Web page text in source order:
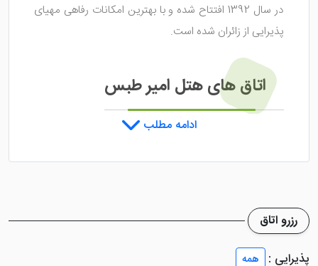
در سال 1392 افتتاح شده و با بهترین امکانات رفاهی مهیای
پذیرایی از زائران شده است.
اتاق های هتل امیر طبس
دارای اتاق هایی تمیز و شیک است که با
قابل رزرو است. در داخل اتاق ها امکانات رفاهی نیز وجود
ادامه مطلب
رزرو اتاق
پذیرایی :
همه